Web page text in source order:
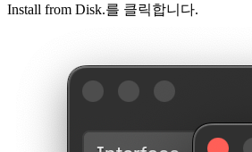
Install from Disk.를 클릭합니다.